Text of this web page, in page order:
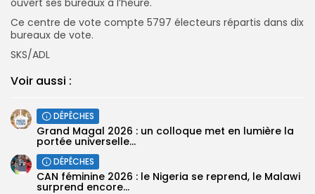
ouvert ses bureaux à l’heure.
Ce centre de vote compte 5797 électeurs répartis dans dix
bureaux de vote.
SKS/ADL
Voir aussi :
DÉPÊCHES
Grand Magal 2026 : un colloque met en lumière la
portée universelle...
DÉPÊCHES
‎CAN féminine 2026 : le Nigeria se reprend, le Malawi
surprend encore...